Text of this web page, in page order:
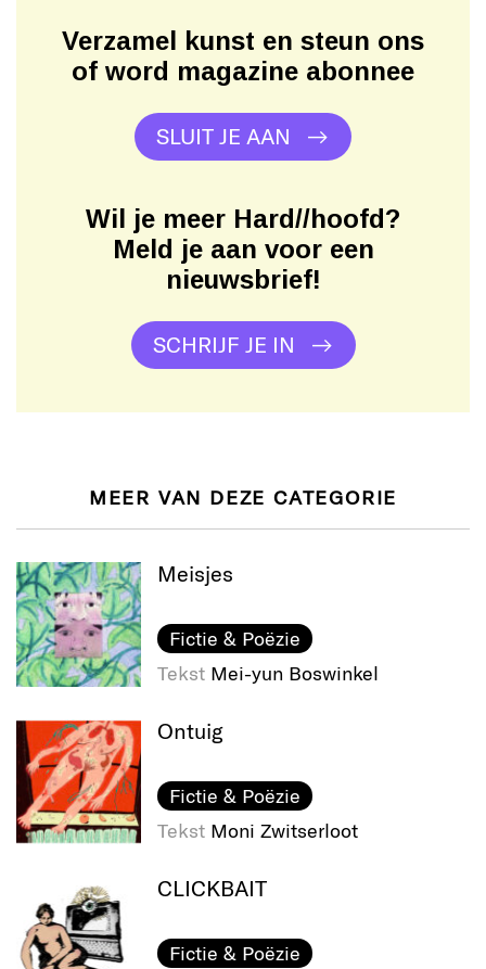
Verzamel kunst en steun ons
of word magazine abonnee
SLUIT JE AAN
Wil je meer Hard//hoofd?
Meld je aan voor een
nieuwsbrief!
SCHRIJF JE IN
MEER VAN DEZE CATEGORIE
Meisjes
Fictie & Poëzie
Tekst Mei-yun Boswinkel
Ontuig
Fictie & Poëzie
Tekst Moni Zwitserloot
CLICKBAIT
Fictie & Poëzie